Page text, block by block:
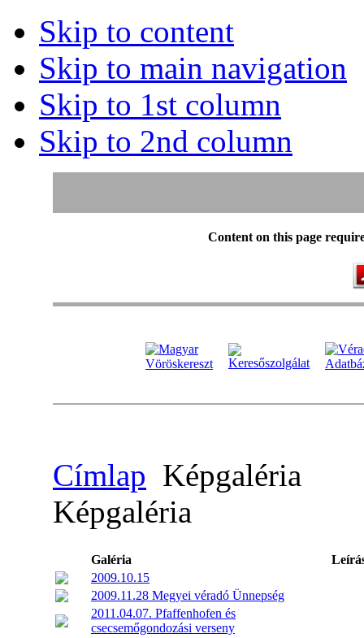
Skip to content
Skip to main navigation
Skip to 1st column
Skip to 2nd column
Content on this page
Címlap Képgaléria
Képgaléria
Galéria
2009.10.15
2009.11.28 Megyei véradó Ünnepség
2011.04.07. Pfaffenhofen és
csecsemőgondozási verseny